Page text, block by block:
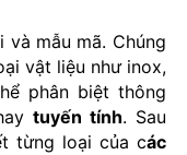
mẫu mã. Chúng
vật liệu như inox,
phân biệt thông
tuyến tính. Sau
từng loại của các